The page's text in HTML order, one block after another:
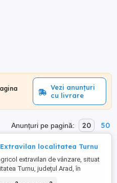
Vezi anunțuri
cu livrare
Anunțuri pe pagină: 20 50
Extravilan localitatea Turnu
extravilan de vânzare, situat
Turnu, județul Arad, în